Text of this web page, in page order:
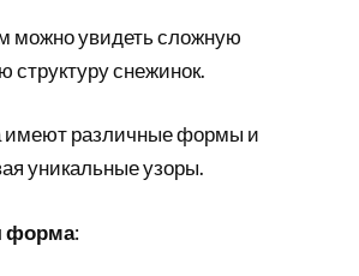
можно увидеть сложную
структуру снежинок.
имеют различные формы и
уникальные узоры.
форма: